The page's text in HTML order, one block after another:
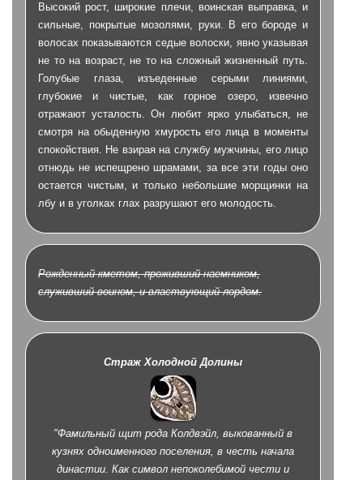
Высокий рост, широкие плечи, воинская выправка, и
сильные, покрытые мозолями, руки. В его бороде и
волосах показываются седые волоски, явно указывая
не то на возраст, не то на сложный жизненный путь.
Голубые глаза, изъеденные серыми линиями,
глубокие и чистые, как горное озеро, извечно
отражают усталость. Он любит ярко улыбаться, не
смотря на обыденную хмурость его лица в моменты
спокойствия. Не взирая на службу мужчины, его лицо
отнюдь не испещрено шрамами, за все эти годы оно
остается чистым, и только небольшие морщинки на
лбу и в уголках глах разрушают его молодость.
Рожденный кметом, проживший наемником,
служивший воином, и властвующий лордом.
Страж Холодной Долины
"Фамильный щит рода Колдвэйл, выкованный в
кузнях одноименного поселения, в честь начала
династии. Как символ непоколебимой чести и